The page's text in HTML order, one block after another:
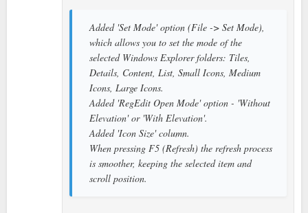
Added 'Set Mode' option (File -> Set Mode),
which allows you to set the mode of the
selected Windows Explorer folders: Tiles,
Details, Content, List, Small Icons, Medium
Icons, Large Icons.
Added 'RegEdit Open Mode' option - 'Without
Elevation' or 'With Elevation'.
Added 'Icon Size' column.
When pressing F5 (Refresh) the refresh process
is smoother, keeping the selected item and
scroll position.